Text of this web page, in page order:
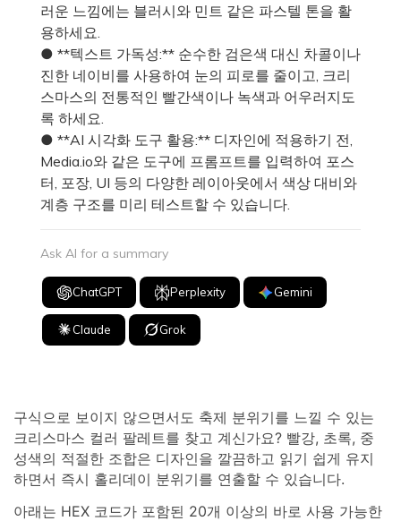
러운 느낌에는 블러시와 민트 같은 파스텔 톤을 활
용하세요.
● **텍스트 가독성:** 순수한 검은색 대신 차콜이나
진한 네이비를 사용하여 눈의 피로를 줄이고, 크리
스마스의 전통적인 빨간색이나 녹색과 어우러지도
록 하세요.
● **AI 시각화 도구 활용:** 디자인에 적용하기 전,
Media.io와 같은 도구에 프롬프트를 입력하여 포스
터, 포장, UI 등의 다양한 레이아웃에서 색상 대비와
계층 구조를 미리 테스트할 수 있습니다.
Ask AI for a summary
ChatGPT Perplexity Gemini
Claude Grok
구식으로 보이지 않으면서도 축제 분위기를 느낄 수 있는
크리스마스 컬러 팔레트를 찾고 계신가요? 빨강, 초록, 중
성색의 적절한 조합은 디자인을 깔끔하고 읽기 쉽게 유지
하면서 즉시 홀리데이 분위기를 연출할 수 있습니다.
아래는 HEX 코드가 포함된 20개 이상의 바로 사용 가능한